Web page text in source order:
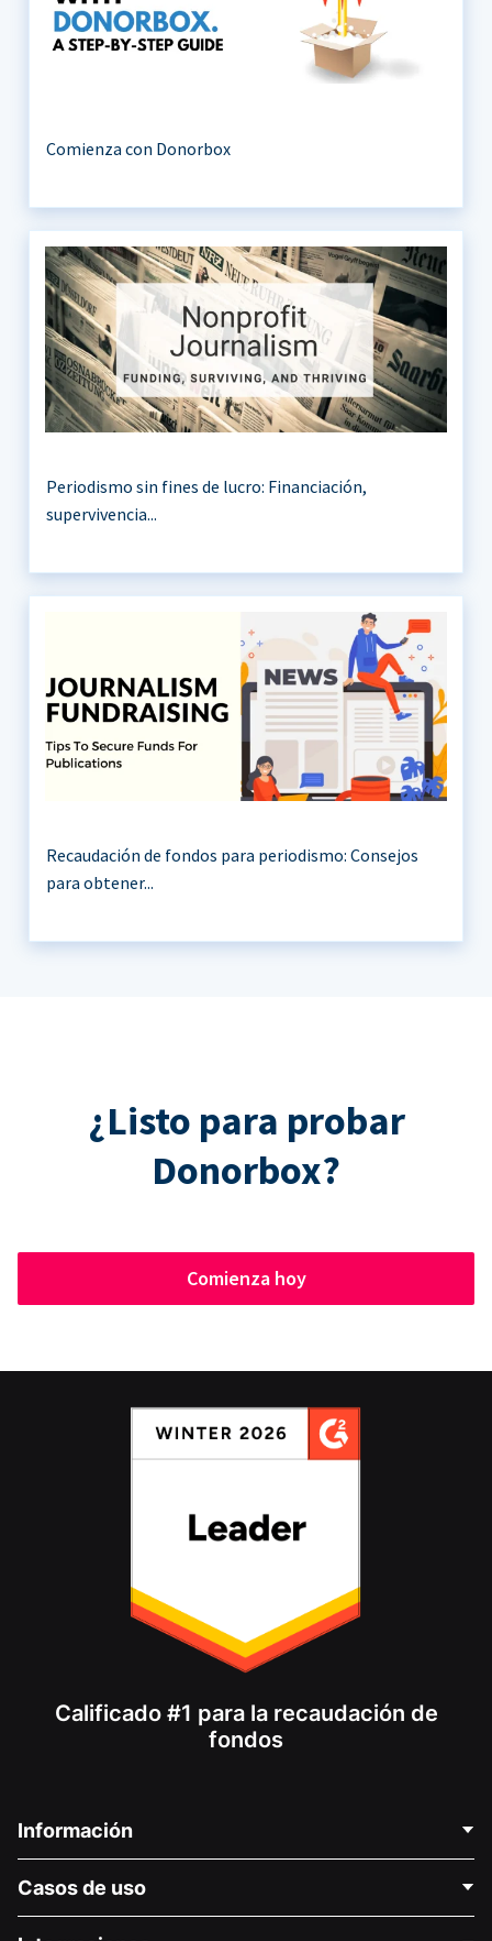
Comienza con Donorbox
Periodismo sin fines de lucro: Financiación,
supervivencia...
Recaudación de fondos para periodismo: Consejos
para obtener...
¿Listo para probar
Donorbox?
Comienza hoy
Calificado #1 para la recaudación de
fondos
Información
Acerca de nosotros
Casos de uso